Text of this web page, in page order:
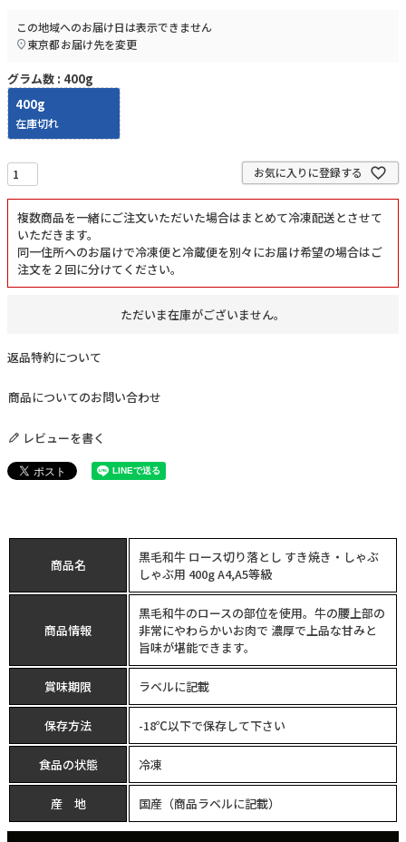
この地域へのお届け日は表示できません
東京都お届け先を変更
グラム数 400g
400g
在庫切れ
お気に入りに登録する
複数商品を一緒にご注文いただいた場合はまとめて冷凍配送とさせて
いただきます。
同一住所へのお届けで冷凍便と冷蔵便を別々にお届け希望の場合はご
注文を２回に分けてください。
ただいま在庫がございません。
返品特約について
商品についてのお問い合わせ
レビューを書く
商品名
黒毛和牛 ロース切り落とし すき焼き・しゃぶ
しゃぶ用 400g A4,A5等級
商品情報
黒毛和牛のロースの部位を使用。牛の腰上部の
非常にやわらかいお肉で 濃厚で上品な甘みと
旨味が堪能できます。
賞味期限 ラベルに記載
保存方法 -18℃以下で保存して下さい
食品の状態 冷凍
産 地 国産（商品ラベルに記載）